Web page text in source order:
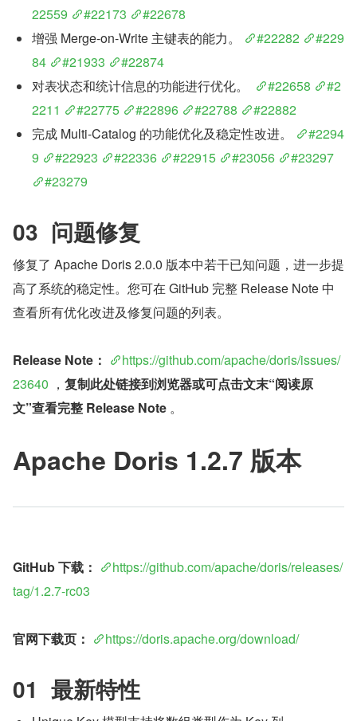
22559
#22173
#22678
增强 Merge-on-Write 主键表的能力。
#22282
#229
84
#21933
#22874
对表状态和统计信息的功能进行优化。
#22658
#2
2211
#22775 #22896 #22788
#22882
完成 Multi-Catalog 的功能优化及稳定性改进。
#2294
9
#22923 #22336 #22915 #23056
#23297
#23279
03  问题修复
修复了 Apache Doris 2.0.0 版本中若干已知问题，进一步提
高了系统的稳定性。您可在 GitHub 完整 Release Note 中
查看所有优化改进及修复问题的列表。
Release Note：
https://github.com/apache/doris/issues/
23640 ， 复制此处链接到浏览器或可点击文末“阅读原
文”查看完整 Release Note 。
Apache Doris 1.2.7 版本
GitHub 下载：
https://github.com/apache/doris/releases/
tag/1.2.7-rc03
官网下载页： https://doris.apache.org/download/
01  最新特性